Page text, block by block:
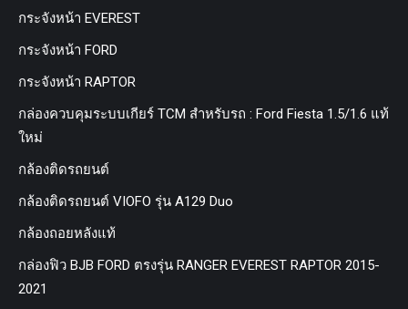
กระจังหน้า EVEREST
กระจังหน้า FORD
กระจังหน้า RAPTOR
กล่องควบคุมระบบเกียร์ TCM สำหรับรถ : Ford Fiesta 1.5/1.6 แท้
ใหม่
กล้องติดรถยนต์
กล้องติดรถยนต์ VIOFO รุ่น A129 Duo
กล้องถอยหลังแท้
กล่องฟิว BJB FORD ตรงรุ่น RANGER EVEREST RAPTOR 2015-
2021